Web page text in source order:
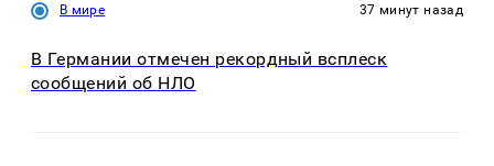
В мире 37 минут назад
В Германии отмечен рекордный всплеск
сообщений об НЛО